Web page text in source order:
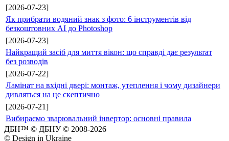
[2026-07-23]
Як прибрати водяний знак з фото: 6 інструментів від
безкоштовних AI до Photoshop
[2026-07-23]
Найкращий засіб для миття вікон: що справді дає результат
без розводів
[2026-07-22]
Ламінат на вхідні двері: монтаж, утеплення і чому дизайнери
дивляться на це скептично
[2026-07-21]
Вибираємо зварювальний інвертор: основні правила
ДБН™ © ДБНУ © 2008-2026
© Design in Ukraine